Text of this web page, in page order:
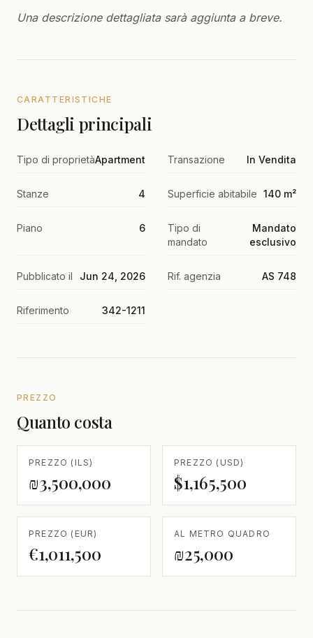
Una descrizione dettagliata sarà aggiunta a breve.
CARATTERISTICHE
Dettagli principali
Tipo di proprietàApartment Transazione In Vendita
Stanze 4 Superficie abitabile 140 m²
Piano 6
Tipo di
mandato
Mandato
esclusivo
Pubblicato il Jun 24, 2026 Rif. agenzia AS 748
Riferimento 342-1211
PREZZO
Quanto costa
PREZZO (ILS)
₪3,500,000
PREZZO (USD)
$1,165,500
PREZZO (EUR)
€1,011,500
AL METRO QUADRO
₪25,000